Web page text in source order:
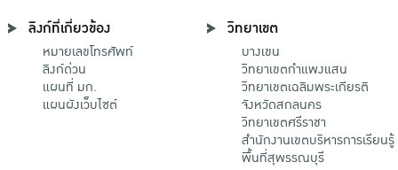
ลิงก์ที่เกี่ยวข้อง
หมายเลขโทรศัพท์
ลิงก์ด่วน
แผนที่ มก.
แผนผังเว็บไซต์
วิทยาเขต
บางเขน
วิทยาเขตกําแพงแสน
วิทยาเขตเฉลิมพระเกียรติ
จังหวัดสกลนคร
วิทยาเขตศรีราชา
สำนักงานเขตบริหารการเรียนรู้
พื้นที่สุพรรณบุรี